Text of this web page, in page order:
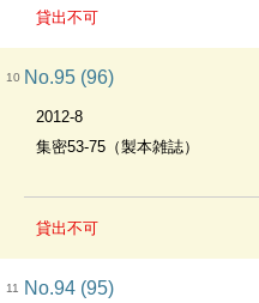
貸出不可
10 No.95 (96)
2012-8
集密53-75（製本雑誌）
貸出不可
11 No.94 (95)